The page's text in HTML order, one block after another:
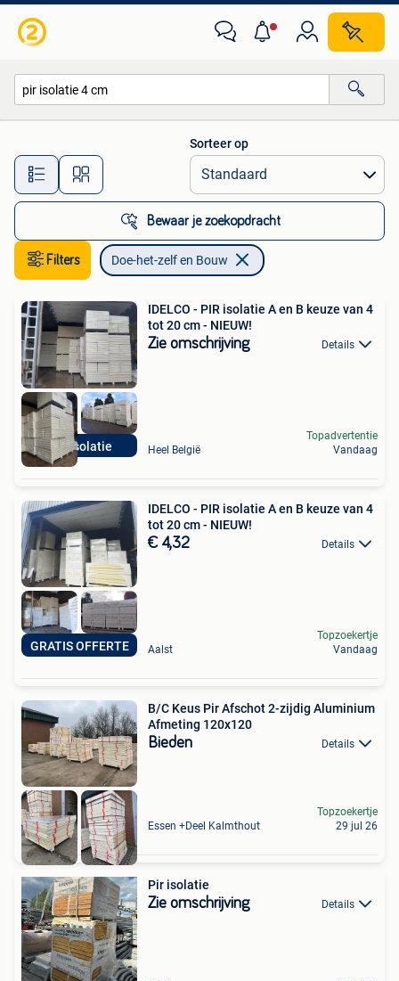
Alle afstanden…
Sorteer op
Bewaar je zoekopdracht
Filters Doe-het-zelf en Bouw
PIR isolatie
IDELCO - PIR isolatie A en B keuze van 4
tot 20 cm - NIEUW!
Zie omschrijving Details
Heel België
Topadvertentie
Vandaag
GRATIS OFFERTE
IDELCO - PIR isolatie A en B keuze van 4
tot 20 cm - NIEUW!
€ 4,32 Details
Aalst
Topzoekertje
Vandaag
B/C Keus Pir Afschot 2-zijdig Aluminium
Afmeting 120x120
Bieden Details
Essen +Deel Kalmthout
Topzoekertje
29 jul 26
Pir isolatie
Zie omschrijving Details